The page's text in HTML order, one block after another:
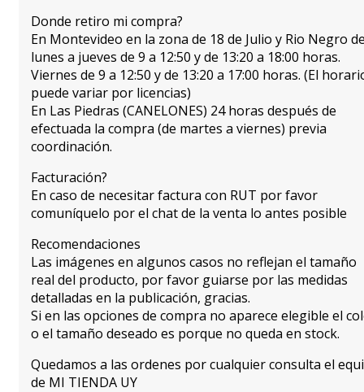
Donde retiro mi compra?
En Montevideo en la zona de 18 de Julio y Rio Negro
lunes a jueves de 9 a 12:50 y de 13:20 a 18:00 horas.
Viernes de 9 a 12:50 y de 13:20 a 17:00 horas. (El
puede variar por licencias)
En Las Piedras (CANELONES) 24 horas después de
efectuada la compra (de martes a viernes) previa
coordinación.
Facturación?
En caso de necesitar factura con RUT por favor
comuníquelo por el chat de la venta lo antes posible
Recomendaciones
Las imágenes en algunos casos no reflejan el tamaño
real del producto, por favor guiarse por las medidas
detalladas en la publicación, gracias.
Si en las opciones de compra no aparece elegible el
o el tamaño deseado es porque no queda en stock.
Quedamos a las ordenes por cualquier consulta el
de MI TIENDA UY